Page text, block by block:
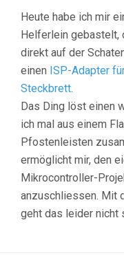
Heute habe ich mir
Helferlein gebastelt,
direkt auf der
einen ISP-Adapter
Steckbrett.
Das Ding löst einen
ich mal aus einem
Pfostenleisten
ermöglicht mir, den
Mikrocontroller-
anzuschliessen. Mit
geht das leider nicht